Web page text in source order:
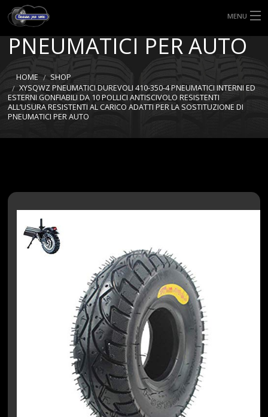
MENU
HOME
TIPI DI GOMME
MISURE GOMME
SOSTITUZIONE DI
PNEUMATICI PER AUTO
HOME
SHOP
XYSQWZ PNEUMATICI DUREVOLI 410-350-4 PNEUMATICI INTERNI ED
ESTERNI GONFIABILI DA 10 POLLICI ANTISCIVOLO RESISTENTI
ALL’USURA RESISTENTI AL CARICO ADATTI PER LA SOSTITUZIONE DI
PNEUMATICI PER AUTO